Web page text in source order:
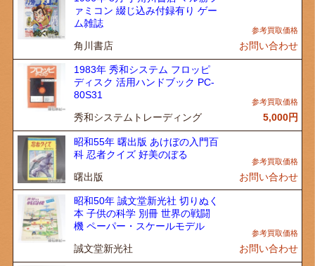
ァミコン 綴じ込み付録有り ゲー
ム雑誌
角川書店 お問い合わせ
1983年 秀和システム フロッピ
ディスク 活用ハンドブック PC-
80S31
秀和システムトレーディング 5,000円
昭和55年 曙出版 あけぼの入門百
科 忍者クイズ 好美のぼる
曙出版 お問い合わせ
昭和50年 誠文堂新光社 切りぬく
本 子供の科学 別冊 世界の戦闘
機 ペーパー・スケールモデル
誠文堂新光社 お問い合わせ